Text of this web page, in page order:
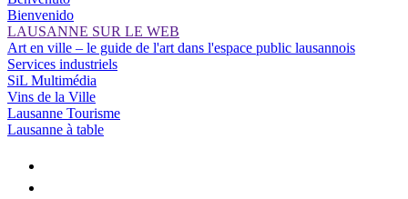
Bienvenido
LAUSANNE SUR LE WEB
Art en ville – le guide de l'art dans l'espace public lausannois
Services industriels
SiL Multimédia
Vins de la Ville
Lausanne Tourisme
Lausanne à table